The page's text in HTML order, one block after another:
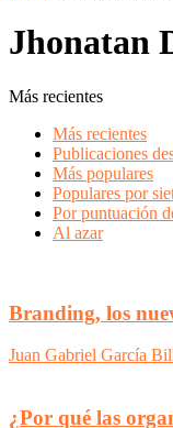
Jhonatan
Más recientes
Más recientes
Publicaciones
Más populares
Populares por
Por puntuación
Al azar
Branding, los
Juan Gabriel García
¿Por qué las